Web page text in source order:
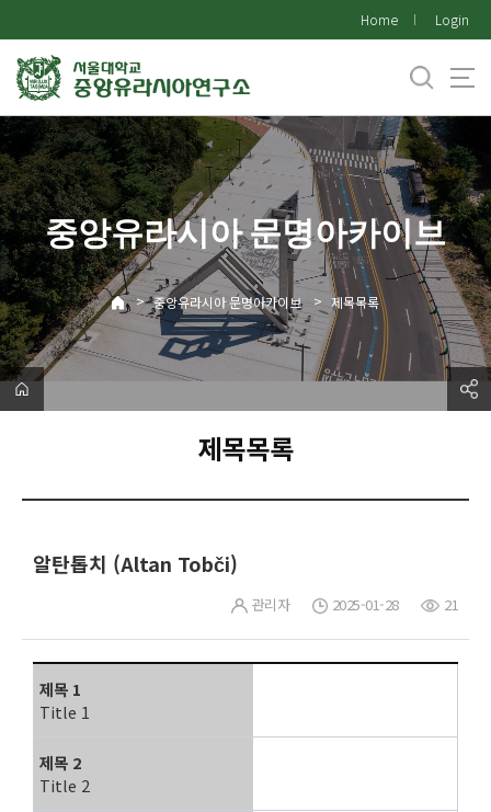
로
메
뉴
Home Login
중앙유라시아 문명아카이브
> 중앙유라시아 문명아카이브 > 제목목록
제목목록
알탄톱치 (Altan Tobči)
관리자 2025-01-28 21
제목 1
Title 1
제목 2
Title 2